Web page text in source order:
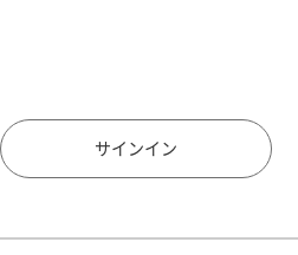
住所検索
サインイン